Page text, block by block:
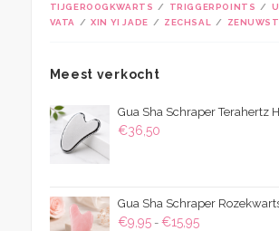
TIJGEROOGKWARTS
TRIGGERPOINTS
VATA
XIN YI JADE ZECHSAL
Meest verkocht
Gua Sha Schraper Terahertz
€36,50
Gua Sha Schraper
€9,95 - €15,95Prijsklasse: